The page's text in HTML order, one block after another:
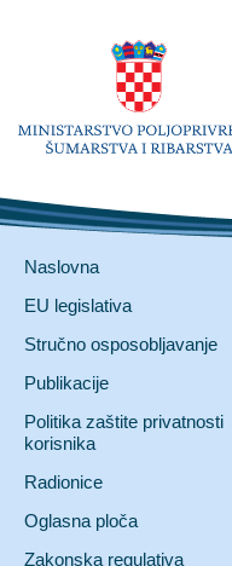
Naslovna
EU legislativa
Stručno osposobljavanje
Publikacije
Politika zaštite privatnosti
korisnika
Radionice
Oglasna ploča
Zakonska regulativa